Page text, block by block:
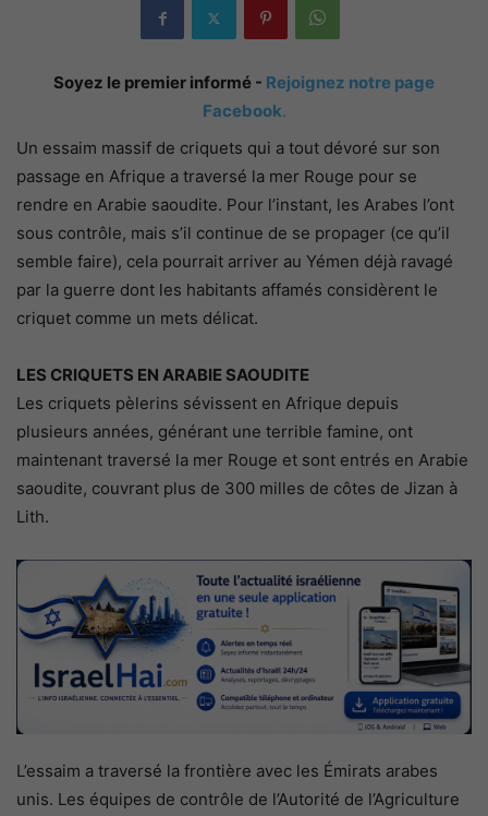
Soyez le premier informé - Rejoignez notre page
Facebook.
Un essaim massif de criquets qui a tout dévoré sur son
passage en Afrique a traversé la mer Rouge pour se
rendre en Arabie saoudite. Pour l’instant, les Arabes l’ont
sous contrôle, mais s’il continue de se propager (ce qu’il
semble faire), cela pourrait arriver au Yémen déjà ravagé
par la guerre dont les habitants affamés considèrent le
criquet comme un mets délicat.
LES CRIQUETS EN ARABIE SAOUDITE
Les criquets pèlerins sévissent en Afrique depuis
plusieurs années, générant une terrible famine, ont
maintenant traversé la mer Rouge et sont entrés en Arabie
saoudite, couvrant plus de 300 milles de côtes de Jizan à
Lith.
L’essaim a traversé la frontière avec les Émirats arabes
unis. Les équipes de contrôle de l’Autorité de l’Agriculture